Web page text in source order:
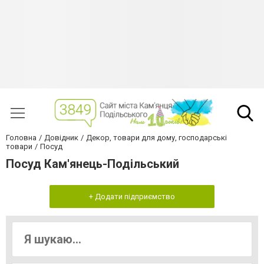
Головна Довідник
Декор, товари для дому, господарські
товари
Посуд
Посуд Кам'янець-Подільський
+ Додати підприємство